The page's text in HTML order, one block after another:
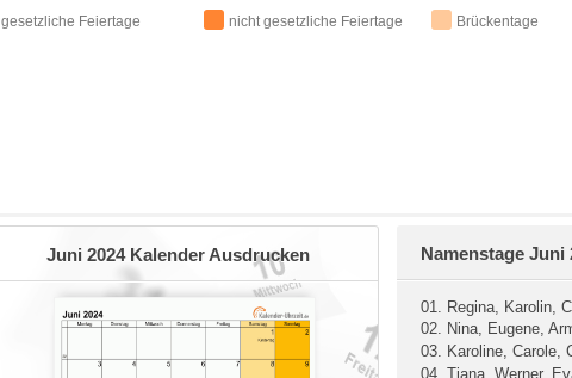
gesetzliche Feiertage nicht gesetzliche Feiertage Brückentage
Juni 2024 Kalender Ausdrucken Namenstage Juni
01. Regina, Karolin,
02. Nina, Eugene,
03. Karoline, Carole,
04. Tiana, Werner,